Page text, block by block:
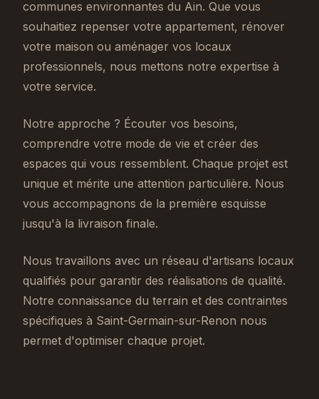
communes environnantes du Ain. Que vous
souhaitiez repenser votre appartement, rénover
votre maison ou aménager vos locaux
professionnels, nous mettons notre expertise à
votre service.
Notre approche ? Écouter vos besoins,
comprendre votre mode de vie et créer des
espaces qui vous ressemblent. Chaque projet est
unique et mérite une attention particulière. Nous
vous accompagnons de la première esquisse
jusqu'à la livraison finale.
Nous travaillons avec un réseau d'artisans locaux
qualifiés pour garantir des réalisations de qualité.
Notre connaissance du terrain et des contraintes
spécifiques à Saint-Germain-sur-Renon nous
permet d'optimiser chaque projet.